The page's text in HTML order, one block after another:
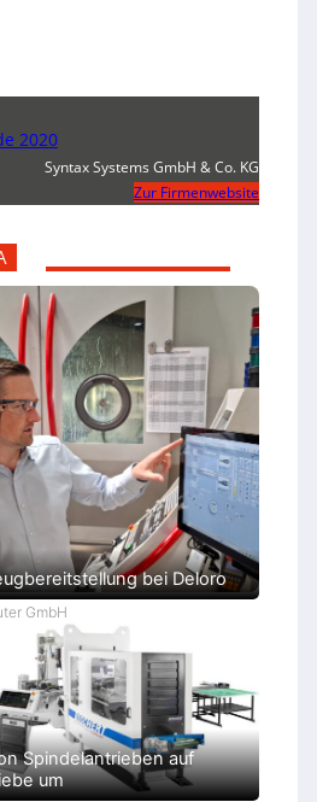
2020
Syntax Systems GmbH & Co. KG
Zur Firmenwebsite
bei Deloro
GmbH
Spindelantrieben auf
um